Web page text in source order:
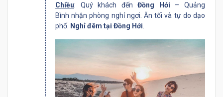
Chiều: Quý khách đếnĐồng Hới – Quảng
Bình nhận phòng nghỉ ngơi. Ăn tối và tự do dạo
phố. Nghỉ đêm tại Đồng Hới